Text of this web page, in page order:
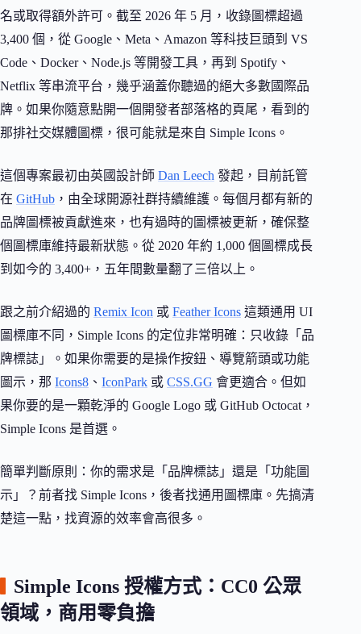
名或取得額外許可。截至 2026 年 5 月，收錄圖標超過
3,400 個，從 Google、Meta、Amazon 等科技巨頭到 VS
Code、Docker、Node.js 等開發工具，再到 Spotify、
Netflix 等串流平台，幾乎涵蓋你聽過的絕大多數國際品
牌。如果你隨意點開一個開發者部落格的頁尾，看到的
那排社交媒體圖標，很可能就是來自 Simple Icons。
這個專案最初由英國設計師 Dan Leech 發起，目前託管
在 GitHub ，由全球開源社群持續維護。每個月都有新的
品牌圖標被貢獻進來，也有過時的圖標被更新，確保整
個圖標庫維持最新狀態。從 2020 年約 1,000 個圖標成長
到如今的 3,400+，五年間數量翻了三倍以上。
跟之前介紹過的 Remix Icon 或 Feather Icons 這類通用 UI
圖標庫不同，Simple Icons 的定位非常明確：只收錄「品
牌標誌」。如果你需要的是操作按鈕、導覽箭頭或功能
圖示，那 Icons8 、 IconPark 或 CSS.GG 會更適合。但如
果你要的是一顆乾淨的 Google Logo 或 GitHub Octocat，
Simple Icons 是首選。
簡單判斷原則：你的需求是「品牌標誌」還是「功能圖
示」？前者找 Simple Icons，後者找通用圖標庫。先搞清
楚這一點，找資源的效率會高很多。
Simple Icons 授權方式：CC0 公眾
領域，商用零負擔